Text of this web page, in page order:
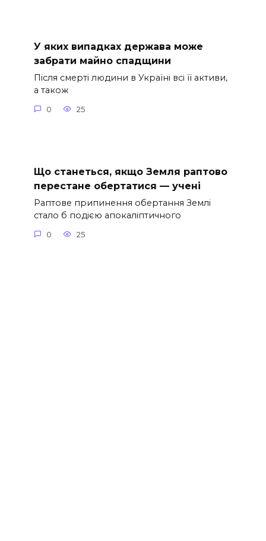
У яких випадках держава може
забрати майно спадщини
Після смерті людини в Україні всі її активи,
а також
0 25
Що станеться, якщо Земля раптово
перестане обертатися — учені
Раптове припинення обертання Землі
стало б подією апокаліптичного
0 25